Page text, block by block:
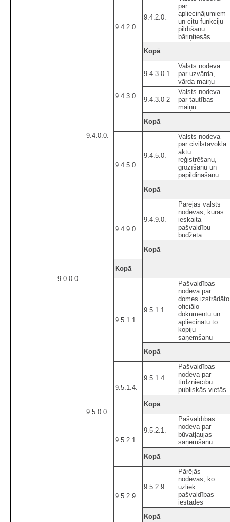
9.0.0.0.
9.4.0.0.
9.4.2.0.
9.4.2.0.
par
apliecinājumiem
un citu funkciju
pildīšanu
bāriņtiesās
Kopā
9.4.3.0.
9.4.3.0-1
Valsts nodeva
par uzvārda,
vārda maiņu
9.4.3.0-2
Valsts nodeva
par tautības
maiņu
Kopā
9.4.5.0.
9.4.5.0.
Valsts nodeva
par civilstāvokļa
aktu
reģistrēšanu,
grozīšanu un
papildināšanu
Kopā
9.4.9.0.
9.4.9.0.
Pārējās valsts
nodevas, kuras
ieskaita
pašvaldību
budžetā
Kopā
Kopā
9.5.0.0.
9.5.1.1.
9.5.1.1.
Pašvaldības
nodeva par
domes izstrādāto
oficiālo
dokumentu un
apliecinātu to
kopiju
saņemšanu
Kopā
9.5.1.4.
9.5.1.4.
Pašvaldības
nodeva par
tirdzniecību
publiskās vietās
Kopā
9.5.2.1.
9.5.2.1.
Pašvaldības
nodeva par
būvatļaujas
saņemšanu
Kopā
9.5.2.9.
9.5.2.9.
Pārējās
nodevas, ko
uzliek
pašvaldības
iestādes
Kopā